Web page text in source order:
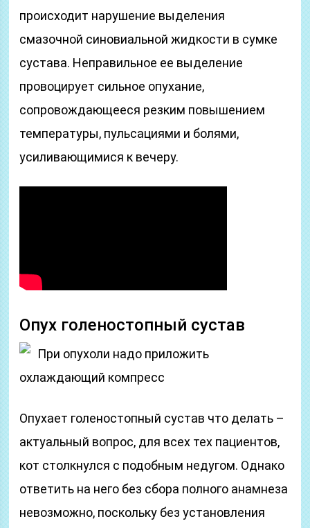
происходит нарушение выделения
смазочной синовиальной жидкости в сумке
сустава. Неправильное ее выделение
провоцирует сильное опухание,
сопровождающееся резким повышением
температуры, пульсациями и болями,
усиливающимися к вечеру.
Опух голеностопный сустав
При опухоли надо приложить
охлаждающий компресс
Опухает голеностопный сустав что делать –
актуальный вопрос, для всех тех пациентов,
кот столкнулся с подобным недугом. Однако
ответить на него без сбора полного анамнеза
невозможно, поскольку без установления